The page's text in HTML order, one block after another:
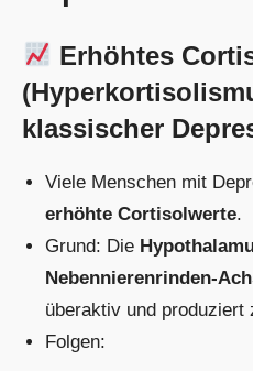
Erhöhtes
klassischer
Viele Menschen mit
erhöhte Cortisolwerte.
Grund: Die
Nebennierenrinden-
überaktiv und produziert
Folgen: